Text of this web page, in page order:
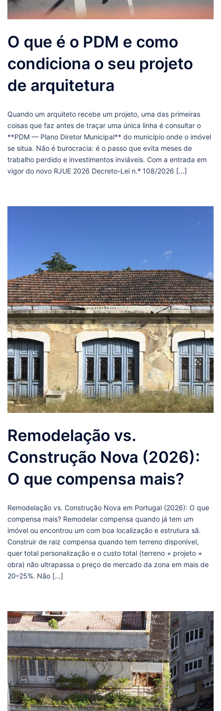
O que é o PDM e como
condiciona o seu projeto
de arquitetura
Quando um arquiteto recebe um projeto, uma das primeiras
coisas que faz antes de traçar uma única linha é consultar o
**PDM — Plano Diretor Municipal** do município onde o imóvel
se situa. Não é burocracia: é o passo que evita meses de
trabalho perdido e investimentos inviáveis. Com a entrada em
vigor do novo RJUE 2026 Decreto-Lei n.º 108/2026 […]
Remodelação vs.
Construção Nova (2026):
O que compensa mais?
Remodelação vs. Construção Nova em Portugal (2026): O que
compensa mais? Remodelar compensa quando já tem um
imóvel ou encontrou um com boa localização e estrutura sã.
Construir de raiz compensa quando tem terreno disponível,
quer total personalização e o custo total (terreno + projeto +
obra) não ultrapassa o preço de mercado da zona em mais de
20–25%. Não […]